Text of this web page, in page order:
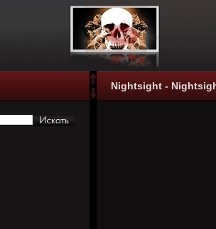
Nightsight -